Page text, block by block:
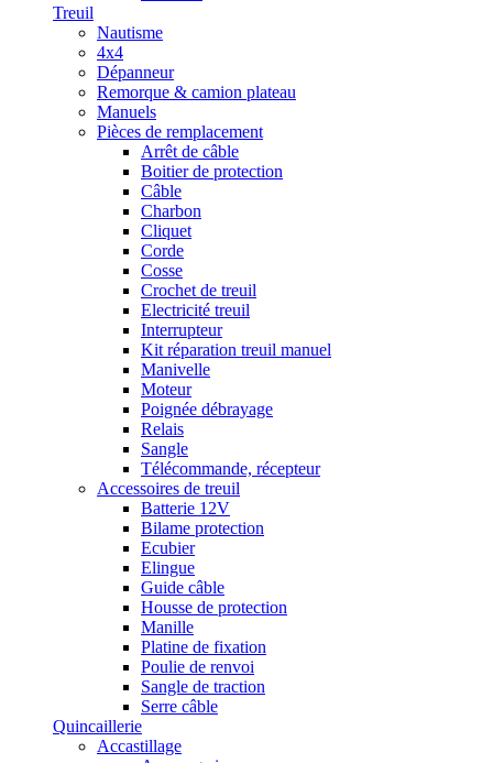
Treuil
Nautisme
4x4
Dépanneur
Remorque & camion plateau
Manuels
Pièces de remplacement
Arrêt de câble
Boitier de protection
Câble
Charbon
Cliquet
Corde
Cosse
Crochet de treuil
Electricité treuil
Interrupteur
Kit réparation treuil manuel
Manivelle
Moteur
Poignée débrayage
Relais
Sangle
Télécommande, récepteur
Accessoires de treuil
Batterie 12V
Bilame protection
Ecubier
Elingue
Guide câble
Housse de protection
Manille
Platine de fixation
Poulie de renvoi
Sangle de traction
Serre câble
Quincaillerie
Accastillage